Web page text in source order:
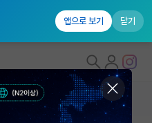
앱으로 보기 닫기